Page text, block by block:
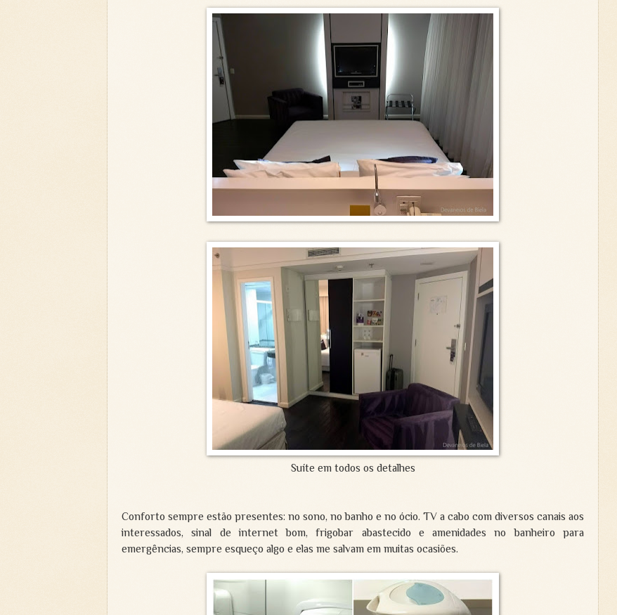
Suíte em todos os detalhes
Conforto sempre estão presentes: no sono, no banho e no ócio. TV a cabo com diversos canais aos
interessados, sinal de internet bom, frigobar abastecido e amenidades no banheiro para
emergências, sempre esqueço algo e elas me salvam em muitas ocasiões.